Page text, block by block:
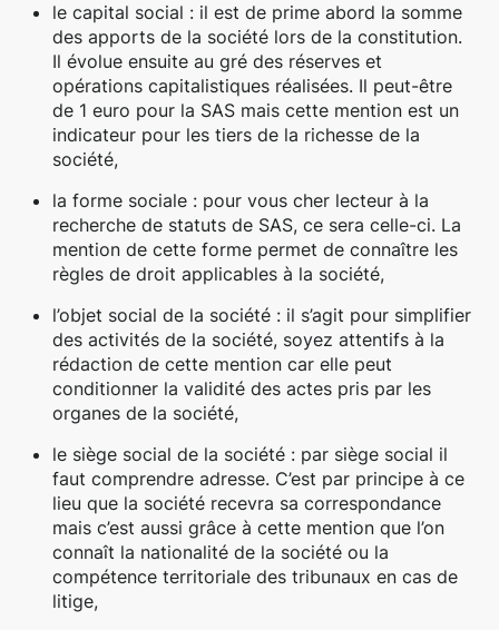
le capital social : il est de prime abord la somme
des apports de la société lors de la constitution.
Il évolue ensuite au gré des réserves et
opérations capitalistiques réalisées. Il peut-être
de 1 euro pour la SAS mais cette mention est un
indicateur pour les tiers de la richesse de la
société,
la forme sociale : pour vous cher lecteur à la
recherche de statuts de SAS, ce sera celle-ci. La
mention de cette forme permet de connaître les
règles de droit applicables à la société,
l’objet social de la société : il s’agit pour simplifier
des activités de la société, soyez attentifs à la
rédaction de cette mention car elle peut
conditionner la validité des actes pris par les
organes de la société,
le siège social de la société : par siège social il
faut comprendre adresse. C’est par principe à ce
lieu que la société recevra sa correspondance
mais c’est aussi grâce à cette mention que l’on
connaît la nationalité de la société ou la
compétence territoriale des tribunaux en cas de
litige,